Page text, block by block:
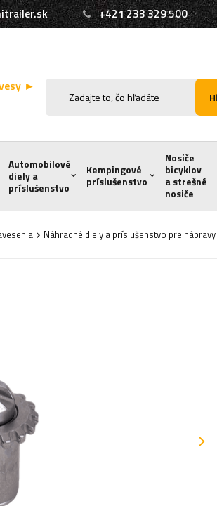
+421 233 329 500
►
Automobilové
diely a
príslušenstvo
Kempingové
príslušenstvo
Nosiče
bicyklov
a strešné
nosiče
Náhradné diely a príslušenstvo pre nápravy